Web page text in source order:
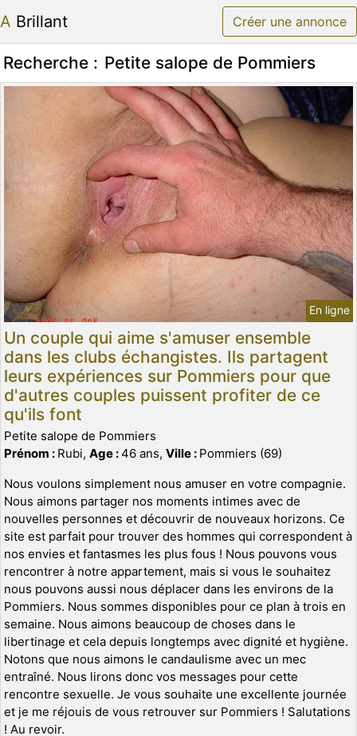
A Brillant Créer une annonce
Recherche : Petite salope de Pommiers
En ligne
Un couple qui aime s'amuser ensemble
dans les clubs échangistes. Ils partagent
leurs expériences sur Pommiers pour que
d'autres couples puissent profiter de ce
qu'ils font
Petite salope de Pommiers
Prénom : Rubi, Age :46 ans, Ville : Pommiers (69)
Nous voulons simplement nous amuser en votre compagnie.
Nous aimons partager nos moments intimes avec de
nouvelles personnes et découvrir de nouveaux horizons. Ce
site est parfait pour trouver des hommes qui correspondent à
nos envies et fantasmes les plus fous ! Nous pouvons vous
rencontrer à notre appartement, mais si vous le souhaitez
nous pouvons aussi nous déplacer dans les environs de la
Pommiers. Nous sommes disponibles pour ce plan à trois en
semaine. Nous aimons beaucoup de choses dans le
libertinage et cela depuis longtemps avec dignité et hygiène.
Notons que nous aimons le candaulisme avec un mec
entraîné. Nous lirons donc vos messages pour cette
rencontre sexuelle. Je vous souhaite une excellente journée
et je me réjouis de vous retrouver sur Pommiers ! Salutations
! Au revoir.